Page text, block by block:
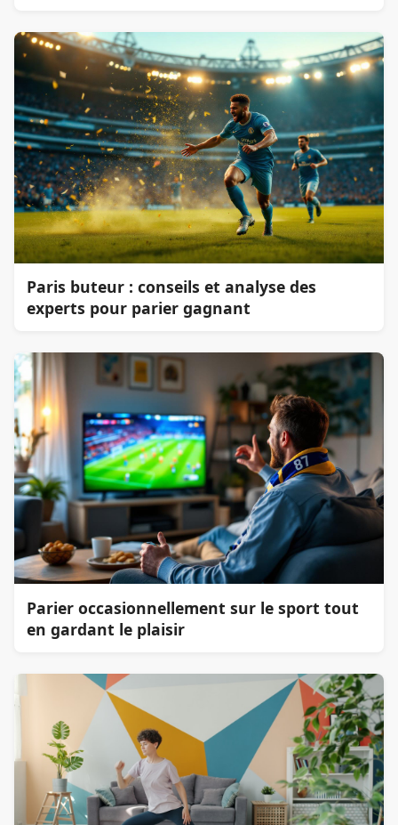
Paris buteur : conseils et analyse des
experts pour parier gagnant
Parier occasionnellement sur le sport tout
en gardant le plaisir